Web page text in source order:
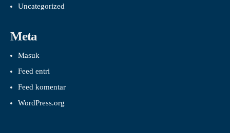
Uncategorized
Meta
Masuk
Feed entri
Feed komentar
WordPress.org